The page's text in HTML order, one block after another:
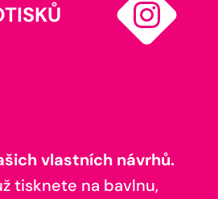
vlastních návrhů.
tisknete na bavlnu,